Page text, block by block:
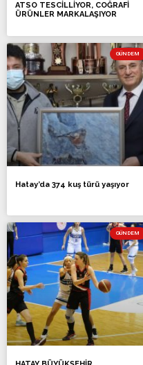
ATSO TESCİLLİYOR, COĞRAFİ
ÜRÜNLER MARKALAŞIYOR
GÜNDEM
Hatay’da 374 kuş türü yaşıyor
GÜNDEM